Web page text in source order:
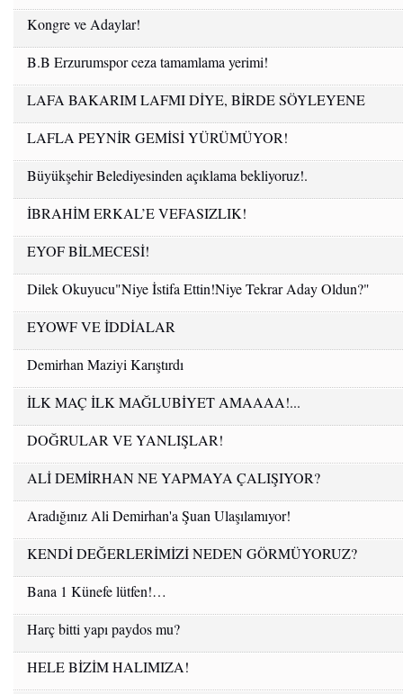
Kongre ve Adaylar!
B.B Erzurumspor ceza tamamlama yerimi!
LAFA BAKARIM LAFMI DİYE, BİRDE SÖYLEYENE
LAFLA PEYNİR GEMİSİ YÜRÜMÜYOR!
Büyükşehir Belediyesinden açıklama bekliyoruz!.
İBRAHİM ERKAL’E VEFASIZLIK!
EYOF BİLMECESİ!
Dilek Okuyucu"Niye İstifa Ettin!Niye Tekrar Aday Oldun?"
EYOWF VE İDDİALAR
Demirhan Maziyi Karıştırdı
İLK MAÇ İLK MAĞLUBİYET AMAAAA!...
DOĞRULAR VE YANLIŞLAR!
ALİ DEMİRHAN NE YAPMAYA ÇALIŞIYOR?
Aradığınız Ali Demirhan'a Şuan Ulaşılamıyor!
KENDİ DEĞERLERİMİZİ NEDEN GÖRMÜYORUZ?
Bana 1 Künefe lütfen!…
Harç bitti yapı paydos mu?
HELE BİZİM HALIMIZA!